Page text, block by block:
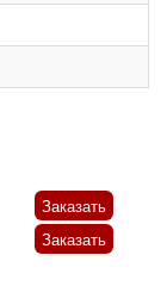
Заказать
Заказать